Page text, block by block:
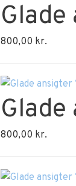
Glade
800,00 kr.
Glade
800,00 kr.